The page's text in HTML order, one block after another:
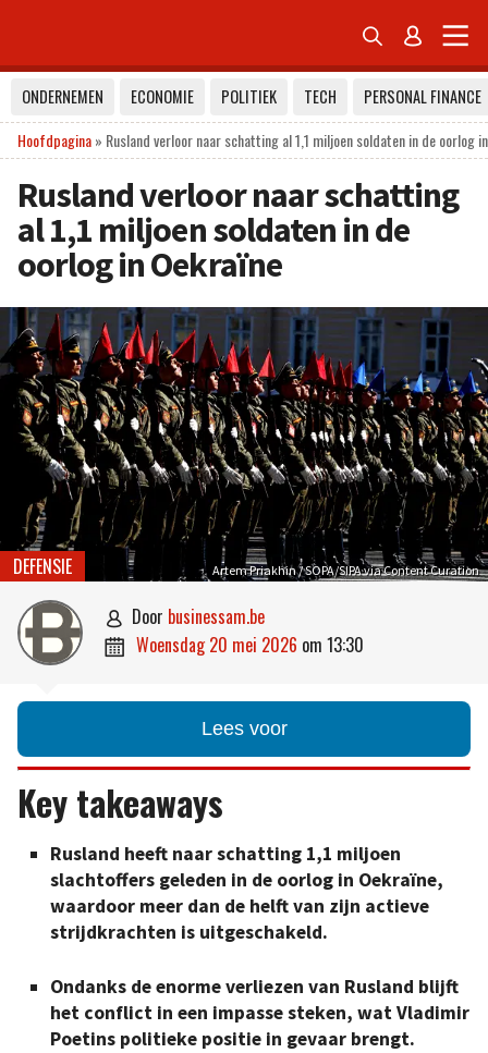
 
ONDERNEMEN ECONOMIE POLITIEK TECH
PERSONAL FINANCE
Hoofdpagina» Rusland verloor naar schatting al 1,1 miljoen soldaten in de oorlog
Rusland verloor naar schatting
al 1,1 miljoen soldaten in de
oorlog in Oekraïne
Artem Priakhin / SOPA/SIPA via Content Curation
DEFENSIE
 door businessam.be
 woensdag 20 mei 2026 om 13:30
Lees voor
Key takeaways
Rusland heeft naar schatting 1,1 miljoen
slachtoffers geleden in de oorlog in Oekraïne,
waardoor meer dan de helft van zijn actieve
strijdkrachten is uitgeschakeld.
Ondanks de enorme verliezen van Rusland blijft
het conflict in een impasse steken, wat Vladimir
Poetins politieke positie in gevaar brengt.